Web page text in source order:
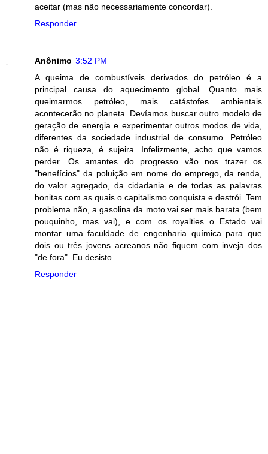
aceitar (mas não necessariamente concordar).
Responder
Anônimo 3:52 PM
A queima de combustíveis derivados do petróleo é a
principal causa do aquecimento global. Quanto mais
queimarmos petróleo, mais catástofes ambientais
acontecerão no planeta. Devíamos buscar outro modelo de
geração de energia e experimentar outros modos de vida,
diferentes da sociedade industrial de consumo. Petróleo
não é riqueza, é sujeira. Infelizmente, acho que vamos
perder. Os amantes do progresso vão nos trazer os
"benefícios" da poluição em nome do emprego, da renda,
do valor agregado, da cidadania e de todas as palavras
bonitas com as quais o capitalismo conquista e destrói. Tem
problema não, a gasolina da moto vai ser mais barata (bem
pouquinho, mas vai), e com os royalties o Estado vai
montar uma faculdade de engenharia química para que
dois ou três jovens acreanos não fiquem com inveja dos
"de fora". Eu desisto.
Responder